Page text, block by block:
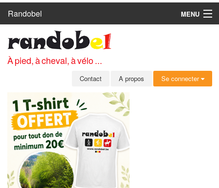
Randobel
MENU
CIRCUITS
CLUBS
MEMBRES
SE CONNECTER
INSCRIPTION GRATUITE
MOT DE PASSE OUBLIÉ
À pied, à cheval, à vélo ...
Contact A propos Se connecter